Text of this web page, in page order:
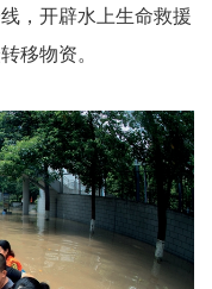
，开辟水上生命救援
移物资。